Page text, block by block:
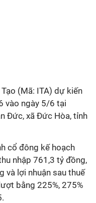
(Mã: ITA) dự kiến
vào ngày 5/6 tại
Đức, xã Đức Hòa, tỉnh
cổ đông kế hoạch
nhập 761,3 tỷ đồng,
và lợi nhuận sau thuế
bằng 225%, 275%